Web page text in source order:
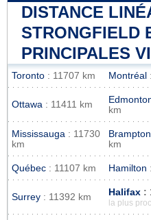
DISTANCE
STRONGFIELD
PRINCIPALES
Toronto : 11707 km Montréal
Ottawa : 11411 km
km
Mississauga : 11730
km
Brampton
km
Québec : 11107 km Hamilton
Surrey : 11392 km Halifax :
la plus